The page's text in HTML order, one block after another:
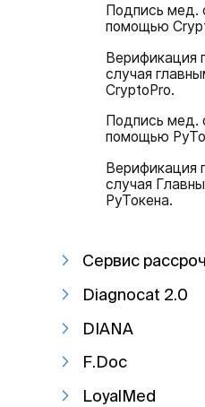
Подпись мед.
помощью
Верификация
случая
CryptoPro.
Подпись мед.
помощью
Верификация
случая
РуТокена.
Сервис
Diagnocat 2.0
DIANA
F.Doc
LoyalMed